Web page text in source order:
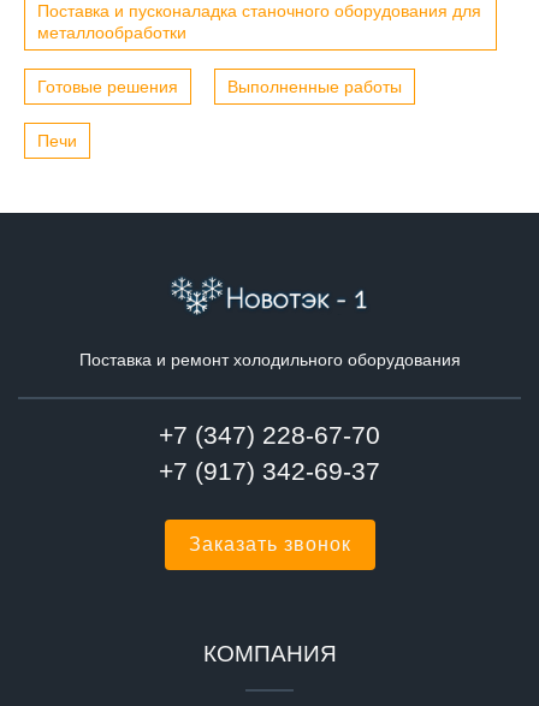
Поставка и пусконаладка станочного оборудования для
металлообработки
Готовые решения Выполненные работы
Печи
Поставка и ремонт холодильного оборудования
+7 (347) 228-67-70
+7 (917) 342-69-37
Заказать звонок
КОМПАНИЯ